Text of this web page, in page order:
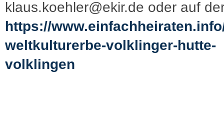
klaus.koehler@ekir.de oder auf
https://
weltkulturerbe-volklinger-hutte-
volklingen